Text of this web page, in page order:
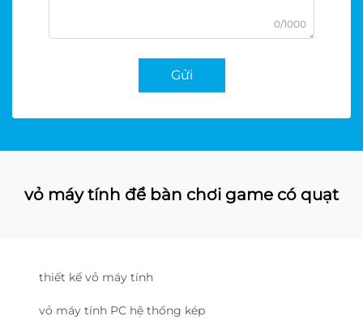
0/1000
Gửi
vỏ máy tính để bàn chơi game có quạt
thiết kế vỏ máy tính
vỏ máy tính PC hệ thống kép